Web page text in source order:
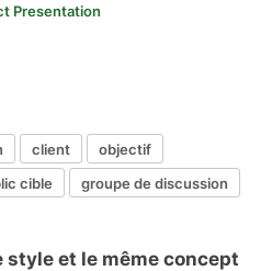
Presentation
client
objectif
cible groupe de discussion
style et le même concept